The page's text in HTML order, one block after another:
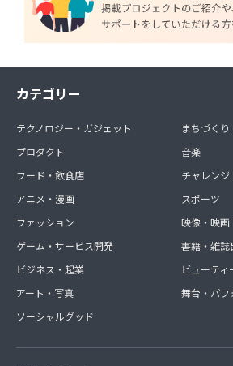
カテゴリー
テクノロジー・ガジェット
プロダクト
フード・飲食店
アニメ・漫画
ファッション
ゲーム・サービス開発
ビジネス・起業
アート・写真
ソーシャルグッド
まちづく
音楽
チャレンジ
スポーツ
映像・映画
書籍・雑誌
ビューテ
舞台・パフ